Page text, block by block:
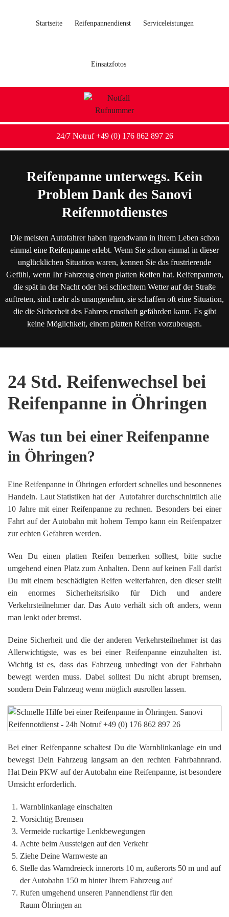
Startseite Reifenpannendienst Serviceleistungen
Einsatzfotos
24/7 Notruf +49 (0) 176 862 897 26
Reifenpanne unterwegs. Kein
Problem Dank des Sanovi
Reifennotdienstes
Die meisten Autofahrer haben irgendwann in ihrem Leben schon
einmal eine Reifenpanne erlebt. Wenn Sie schon einmal in dieser
unglücklichen Situation waren, kennen Sie das frustrierende
Gefühl, wenn Ihr Fahrzeug einen platten Reifen hat. Reifenpannen,
die spät in der Nacht oder bei schlechtem Wetter auf der Straße
auftreten, sind mehr als unangenehm, sie schaffen oft eine Situation,
die die Sicherheit des Fahrers ernsthaft gefährden kann. Es gibt
keine Möglichkeit, einem platten Reifen vorzubeugen.
24 Std. Reifenwechsel bei
Reifenpanne in Öhringen
Was tun bei einer Reifenpanne
in Öhringen?
Eine Reifenpanne in Öhringen erfordert schnelles und besonnenes
Handeln. Laut Statistiken hat der Autofahrer durchschnittlich alle
10 Jahre mit einer Reifenpanne zu rechnen. Besonders bei einer
Fahrt auf der Autobahn mit hohem Tempo kann ein Reifenpatzer
zur echten Gefahren werden.
Wen Du einen platten Reifen bemerken solltest, bitte suche
umgehend einen Platz zum Anhalten. Denn auf keinen Fall darfst
Du mit einem beschädigten Reifen weiterfahren, den dieser stellt
ein enormes Sicherheitsrisiko für Dich und andere
Verkehrsteilnehmer dar. Das Auto verhält sich oft anders, wenn
man lenkt oder bremst.
Deine Sicherheit und die der anderen Verkehrsteilnehmer ist das
Allerwichtigste, was es bei einer Reifenpanne einzuhalten ist.
Wichtig ist es, dass das Fahrzeug unbedingt von der Fahrbahn
bewegt werden muss. Dabei solltest Du nicht abrupt bremsen,
sondern Dein Fahrzeug wenn möglich ausrollen lassen.
Bei einer Reifenpanne schaltest Du die Warnblinkanlage ein und
bewegst Dein Fahrzeug langsam an den rechten Fahrbahnrand.
Hat Dein PKW auf der Autobahn eine Reifenpanne, ist besondere
Umsicht erforderlich.
Warnblinkanlage einschalten
Vorsichtig Bremsen
Vermeide ruckartige Lenkbewegungen
Achte beim Aussteigen auf den Verkehr
Ziehe Deine Warnweste an
Stelle das Warndreieck innerorts 10 m, außerorts 50 m und auf
der Autobahn 150 m hinter Ihrem Fahrzeug auf
Rufen umgehend unseren Pannendienst für den
Raum Öhringen an